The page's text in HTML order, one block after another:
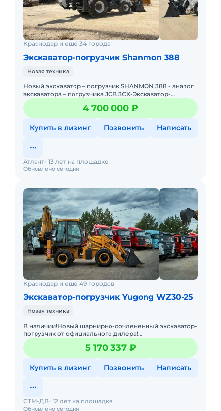
Краснодар и ещё 34 города
Экскаватор-погрузчик Shanmon 388
Новая техника
Новый экскаватор – пoгpузчик SHANMON 388 - аналог
экскаватора – пoгpузчика JCB 3CX-Экскаватор-
Погрузчик JCB 3CX считается одним из наиболее
надежных
4 700 000 ₽
Купить в лизинг Позвонить Написать
Обновлено сегодня
Атлант 13 лет на площадке
Краснодар и ещё 49 городов
Экскаватор-погрузчик Yugong WZ30-25
Новая техника
В наличии!Новый шарнирно-сочлененный экскаватор-
погрузчик от официального дилера!
Джойстик,кондиционер, ковш 4в1, третий контур на
экскаватор, быстросъем.Помогу
5 170 337 ₽
Купить в лизинг Позвонить Написать
Обновлено сегодня
СТМ-ДВ 12 лет на площадке